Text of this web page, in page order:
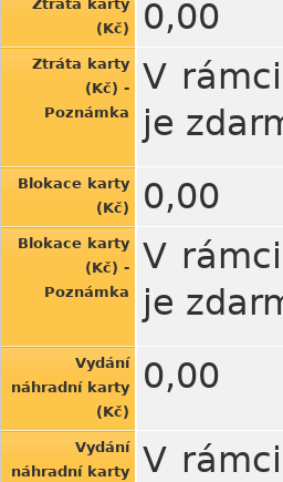
Ztráta karty
(Kč)
0,00
Ztráta karty
(Kč) -
Poznámka
V
je
Blokace karty
(Kč)
0,00
Blokace karty
(Kč) -
Poznámka
V
je
Vydání
náhradní karty
(Kč)
0,00
Vydání
náhradní karty
V